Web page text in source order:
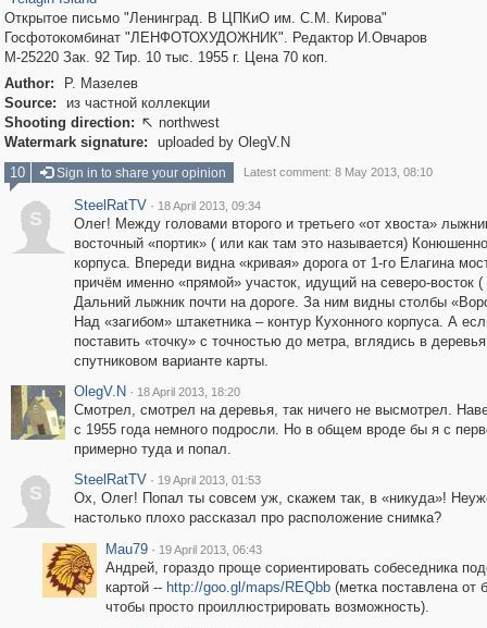
Открытое письмо "Ленинград. В ЦПКиО им. С.М. Кирова"
Госфотокомбинат "ЛЕНФОТОХУДОЖНИК". Редактор И.Овчаров
М-25220 Зак. 92 Тир. 10 тыс. 1955 г. Цена 70 коп.
Author:
Р. Мазелев
Source:
из частной коллекции
Shooting direction:  northwest
Watermark signature:
uploaded by OlegV.N
10
Sign in to share your opinion Latest comment: 8 May 2013, 08:10
S
SteelRatTV · 18 April 2013, 09:34
Олег! Между головами второго и третьего «от хвоста»
восточный «портик» ( или как там это называется)
корпуса. Впереди видна «кривая» дорога от 1-го Елагина
причём именно «прямой» участок, идущий на северо-восток
Дальний лыжник почти на дороге. За ним видны столбы
Над «загибом» штакетника – контур Кухонного корпуса. А
поставить «точку» с точностью до метра, вглядись в
спутниковом варианте карты.
OlegV.N · 18 April 2013, 18:20
Смотрел, смотрел на деревья, так ничего не высмотрел.
с 1955 года немного подросли. Но в общем вроде бы я с
примерно туда и попал.
S
SteelRatTV · 19 April 2013, 01:53
Ох, Олег! Попал ты совсем уж, скажем так, в «никуда»!
настолько плохо рассказал про расположение снимка?
Mau79 · 19 April 2013, 06:43
Андрей, гораздо проще сориентировать собеседника
картой -- http://goo.gl/maps/REQbb(метка поставлена от
чтобы просто проиллюстрировать возможность).